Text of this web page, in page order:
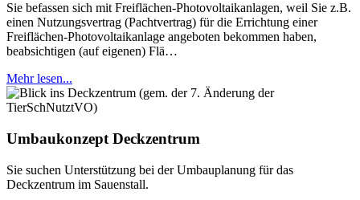
Sie befassen sich mit Freiflächen-Photovoltaikanlagen, weil Sie z.B.
einen Nutzungsvertrag (Pachtvertrag) für die Errichtung einer
Freiflächen-Photovoltaikanlage angeboten bekommen haben,
beabsichtigen (auf eigenen) Flä…
Mehr lesen...
Umbaukonzept Deckzentrum
Sie suchen Unterstützung bei der Umbauplanung für das
Deckzentrum im Sauenstall.